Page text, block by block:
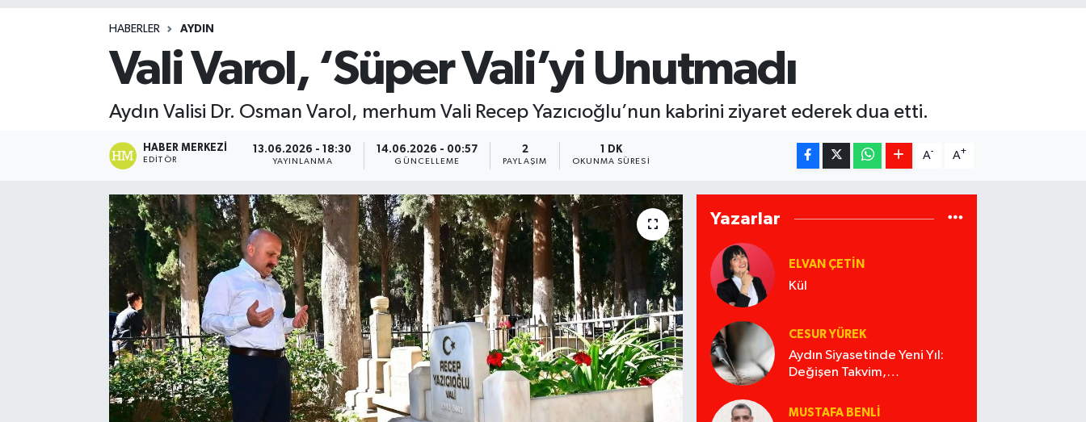
HABERLER AYDIN
Vali Varol, ‘Süper Vali’yi Unutmadı
Aydın Valisi Dr. Osman Varol, merhum Vali Recep Yazıcıoğlu’nun kabrini ziyaret ederek dua etti.
HABER MERKEZI
EDITÖR
13.06.2026 - 18:30
YAYINLANMA
14.06.2026 - 00:57
GÜNCELLEME
2
PAYLAŞIM
1 DK
OKUNMA SÜRESI
A- A+
Yazarlar
ELVAN ÇETIN
Kül
CESUR YÜREK
Aydın Siyasetinde Yeni Yıl:
Değişen Takvim,
MUSTAFA BENLI